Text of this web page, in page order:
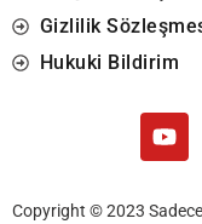
Gizlilik
Hukuki Bildirim
Copyright © 2023